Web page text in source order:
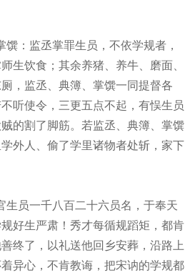
：监丞掌罪生员，不依学规者，
生饮食；其余养猪、养牛、磨面、
，监丞、典簿、掌馔一同提督各
听使令，三更五点不起，有悮生员
的割了脚筋。若监丞、典簿、掌馔
外人、偷了学里诸物者处斩，家下
员一千八百二十六员名，于奉天
好生严肃！秀才每循规蹈矩，都肯
终了，以礼送他回乡安葬，沿路上
异心，不肯教诲，把宋讷的学规都